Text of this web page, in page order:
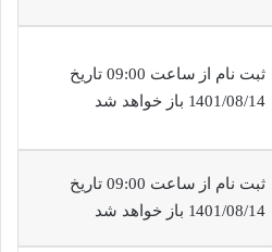
ثبت نام از ساعت 09:00 تاریخ
1401/08/14 باز خواهد شد
ثبت نام از ساعت 09:00 تاریخ
1401/08/14 باز خواهد شد